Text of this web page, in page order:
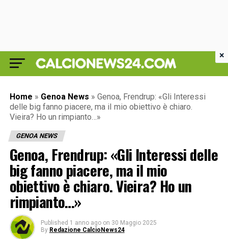
Home » Genoa News » Genoa, Frendrup: «Gli Interessi
delle big fanno piacere, ma iI mio obiettivo è chiaro.
Vieira? Ho un rimpianto…»
GENOA NEWS
Genoa, Frendrup: «Gli Interessi delle
big fanno piacere, ma iI mio
obiettivo è chiaro. Vieira? Ho un
rimpianto…»
Published 1 anno ago on 30 Maggio 2025
By Redazione CalcioNews24
×